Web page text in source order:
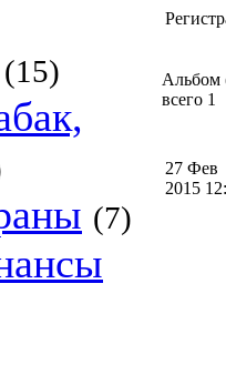
(15)
(7)
Альбом
всего 1
27 Фев
2015